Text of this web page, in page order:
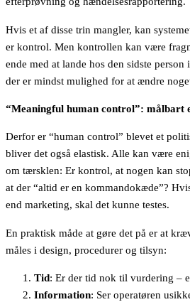
Hvis et af disse trin mangler, kan
er kontrol. Men kontrollen kan være
ende med at lande hos den sidste
der er mindst mulighed for at ændre
“Meaningful human control”: målbart
Derfor er “human control” blevet et
bliver det også elastisk. Alle kan være
om tærsklen: Er kontrol, at nogen kan
at der “altid er en kommandokæde”?
end marketing, skal det kunne testes.
En praktisk måde at gøre det på er at
måles i design, procedurer og tilsyn:
Tid: Er der tid nok til vurdering –
Information: Ser operatøren